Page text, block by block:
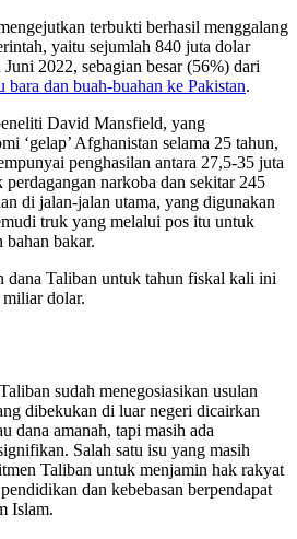
terbukti berhasil menggalang
yaitu sejumlah 840 juta dolar
2022, sebagian besar (56%) dari
bara dan buah-buahan ke Pakistan.
David Mansfield, yang
‘gelap’ Afghanistan selama 25 tahun,
penghasilan antara 27,5-35 juta
narkoba dan sekitar 245
di jalan-jalan utama, yang digunakan
truk yang melalui pos itu untuk
bakar.
dana Taliban untuk tahun fiskal kali ini
dolar.
sudah menegosiasikan usulan
dibekukan di luar negeri dicairkan
dana amanah, tapi masih ada
Salah satu isu yang masih
Taliban untuk menjamin hak rakyat
dan kebebasan berpendapat
Islam.